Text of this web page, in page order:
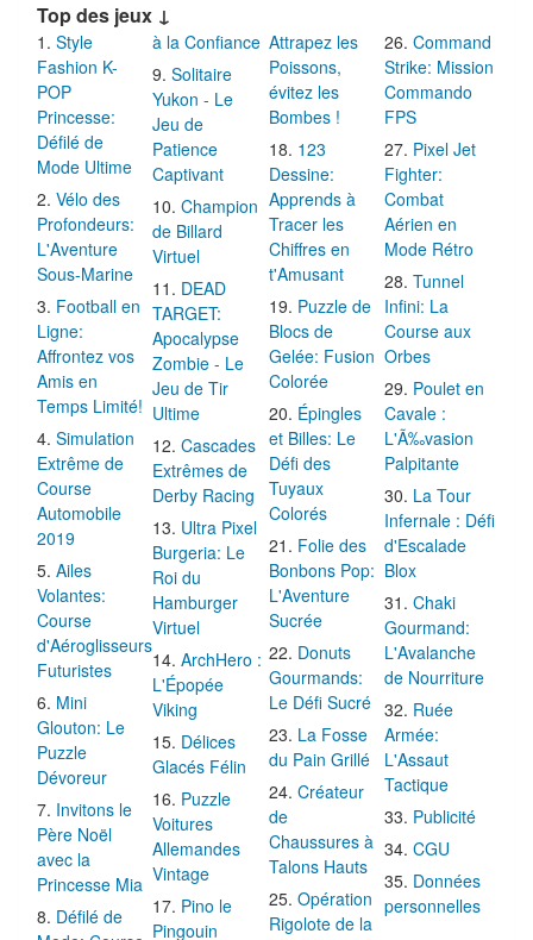
Top des jeux ↓
Style
Fashion K-
POP
Princesse:
Défilé de
Mode Ultime
Vélo des
Profondeurs:
L'Aventure
Sous-Marine
Football en
Ligne:
Affrontez vos
Amis en
Temps Limité!
Simulation
Extrême de
Course
Automobile
2019
Ailes
Volantes:
Course
d'Aéroglisseurs
Futuristes
Mini
Glouton: Le
Puzzle
Dévoreur
Invitons le
Père Noël
avec la
Princesse Mia
Défilé de
à la Confiance
Solitaire
Yukon - Le
Jeu de
Patience
Captivant
Champion
de Billard
Virtuel
DEAD
TARGET:
Apocalypse
Zombie - Le
Jeu de Tir
Ultime
Cascades
Extrêmes de
Derby Racing
Ultra Pixel
Burgeria: Le
Roi du
Hamburger
Virtuel
ArchHero :
L'Épopée
Viking
Délices
Glacés Félin
Puzzle
Voitures
Allemandes
Vintage
Pino le
Pingouin
Attrapez les
Poissons,
évitez les
Bombes !
123
Dessine:
Apprends à
Tracer les
Chiffres en
t'Amusant
Puzzle de
Blocs de
Gelée: Fusion
Colorée
Épingles
et Billes: Le
Défi des
Tuyaux
Colorés
Folie des
Bonbons Pop:
L'Aventure
Sucrée
Donuts
Gourmands:
Le Défi Sucré
La Fosse
du Pain Grillé
Créateur
de
Chaussures à
Talons Hauts
Opération
Rigolote de la
Command
Strike: Mission
Commando
FPS
Pixel Jet
Fighter:
Combat
Aérien en
Mode Rétro
Tunnel
Infini: La
Course aux
Orbes
Poulet en
Cavale :
L'Ã‰vasion
Palpitante
La Tour
Infernale : Défi
d'Escalade
Blox
Chaki
Gourmand:
L'Avalanche
de Nourriture
Ruée
Armée:
L'Assaut
Tactique
Publicité
CGU
Données
personnelles